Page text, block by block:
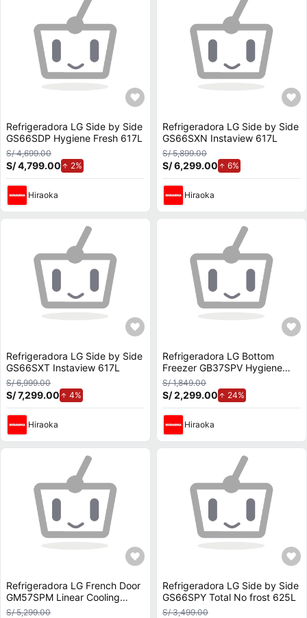
Refrigeradora LG Side by Side
GS66SDP Hygiene Fresh 617L
S/ 4,699.00
S/ 4,799.00 2%
Hiraoka
Refrigeradora LG Side by Side
GS66SXN Instaview 617L
S/ 5,899.00
S/ 6,299.00 6%
Hiraoka
Refrigeradora LG Side by Side
GS66SXT Instaview 617L
S/ 6,999.00
S/ 7,299.00 4%
Hiraoka
Refrigeradora LG Bottom
Freezer GB37SPV Hygiene
Fresh+ 339 L
S/ 1,849.00
S/ 2,299.00 24%
Hiraoka
Refrigeradora LG French Door
GM57SPM Linear Cooling
427L
S/ 5,299.00
Refrigeradora LG Side by Side
GS66SPY Total No frost 625L
S/ 3,499.00